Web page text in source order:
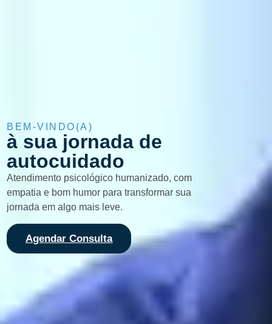
BEM-VINDO(A)
à sua jornada de
autocuidado
Atendimento psicológico humanizado, com
empatia e bom humor para transformar sua
jornada em algo mais leve.
Agendar Consulta